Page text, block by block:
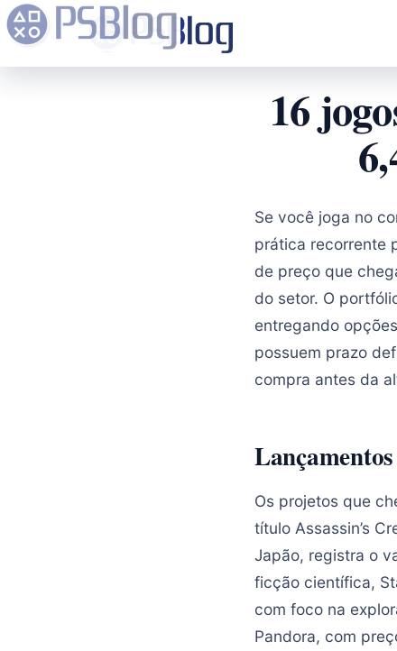
16
Se você joga no
prática recorrente
de preço que
do setor. O
entregando
possuem prazo
compra antes da
Os projetos que
título Assassin’s
Japão, registra o
ficção científica,
com foco na
Pandora, com